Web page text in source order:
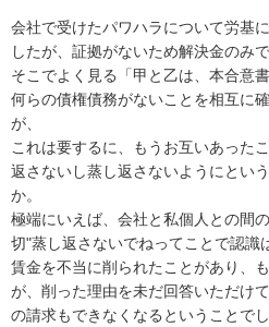
会社で受けたパワハラについて労基
したが、証拠がないため解決金のみ
そこでよく見る「甲と乙は、本合意
何らの債権債務がないことを相互に
が、
これは要するに、もうお互いあった
返さないし蒸し返さないようにとい
か。
極端にいえば、会社と私個人との間
切"蒸し返さないでねってことで認識
賃金を不当に削られたことがあり、
が、削った理由を未だ回答いただけ
の請求もできなくなるということで